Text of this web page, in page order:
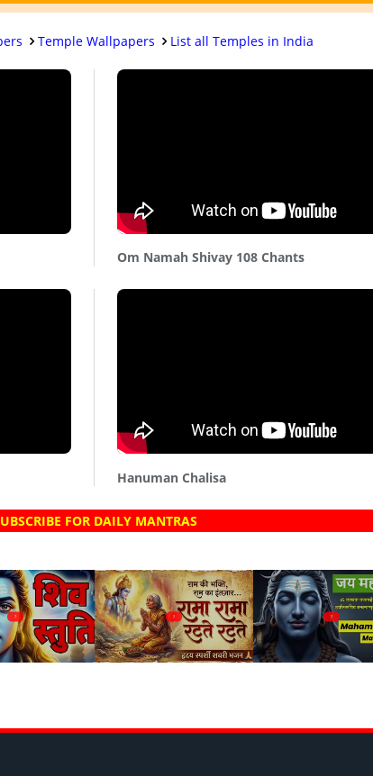
Temple Wallpapers List all Temples in India
Om Namah Shivay 108 Chants
Hanuman Chalisa
FOR DAILY MANTRAS
? ? ?